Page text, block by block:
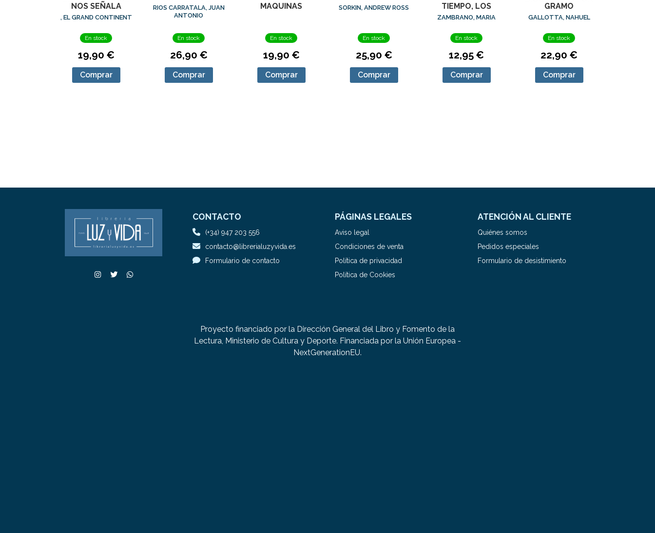
NOS SEÑALA
, EL GRAND CONTINENT
En stock
19,90 €
Comprar
RIOS CARRATALA, JUAN
ANTONIO
En stock
26,90 €
Comprar
MAQUINAS
En stock
19,90 €
Comprar
SORKIN, ANDREW ROSS
En stock
25,90 €
Comprar
TIEMPO, LOS
ZAMBRANO, MARIA
En stock
12,95 €
Comprar
GRAMO
GALLOTTA, NAHUEL
En stock
22,90 €
Comprar
CONTACTO
(+34) 947 203 556
contacto@librerialuzyvida.es
Formulario de contacto
PÁGINAS LEGALES
Aviso legal
Condiciones de venta
Política de privacidad
Política de Cookies
ATENCIÓN AL CLIENTE
Quiénes somos
Pedidos especiales
Formulario de desistimiento
Proyecto financiado por la Dirección General del Libro y Fomento de la
Lectura, Ministerio de Cultura y Deporte. Financiada por la Unión Europea -
NextGenerationEU.